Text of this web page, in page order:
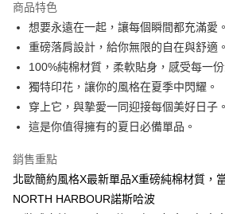
合作金庫商業銀行
華南商業銀行
彰化商
上海商業儲蓄銀行
台北富
國泰世華商業銀行
兆豐國
臺灣中小企業銀行
台中商
匯豐（台灣）商業銀行
聯邦商業銀行
遠東國
元大商業銀行
台新國際商業銀行
台灣樂天信用卡公司
6 期 0 利率 每期
華南商業銀行
彰化商
上海商業儲蓄銀行
台北富
國泰世華商業銀行
兆豐國
臺灣中小企業銀行
台中商
匯豐（台灣）商業銀行
元大商業銀行
玉山商業銀行
星展（
中國信
台灣樂天信用卡公司
12 期 0 利率 每期NT$24
合作金庫商業銀行
第一商
上海商業儲蓄銀行
台北富
國泰世華商業銀行
兆豐國
臺灣中小企業銀行
聯邦商業銀行
元大商業銀行
永豐商
玉山商業銀行
台新國際商業銀行
中國
超商取貨付款
LINE Pay
Apple Pay
街口支付
悠遊付
商品特色
想要永遠在一起，讓每個瞬間都充滿愛。
重磅落肩設計，給你無限的自在與舒適。
100%純棉材質，柔軟貼身，感受每一份
獨特印花，讓你的風格在夏季中閃耀。
穿上它，與摯愛一同迎接每個美好日子。
這是你值得擁有的夏日必備單品。
銷售重點
北歐簡約風格X最新單品X重磅純棉材質，
NORTH HARBOUR諾斯哈波